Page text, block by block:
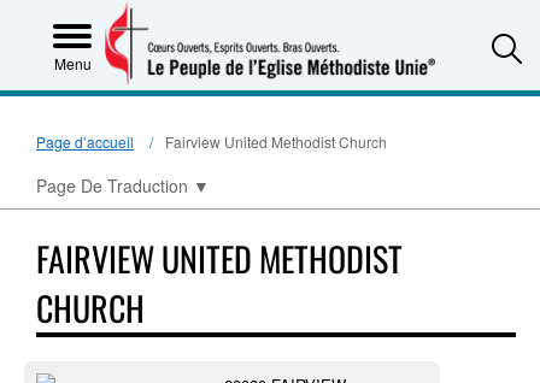
Menu
Page d’accueil Fairview United Methodist Church
Page De Traduction ▼
FAIRVIEW UNITED METHODIST
CHURCH